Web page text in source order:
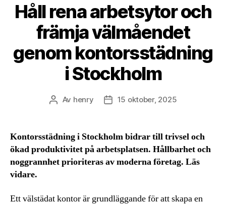
Håll rena arbetsytor och
främja välmåendet
genom kontorsstädning
i Stockholm
Inläggsförfattare
Av henry Inläggsdatum
15 oktober, 2025
Kontorsstädning i Stockholm bidrar till trivsel och
ökad produktivitet på arbetsplatsen. Hållbarhet och
noggrannhet prioriteras av moderna företag. Läs
vidare.
Ett välstädat kontor är grundläggande för att skapa en